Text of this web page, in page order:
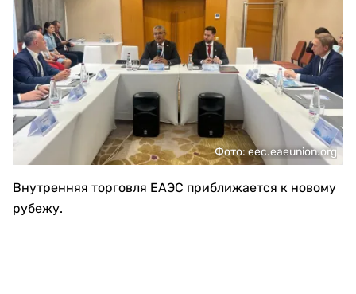
Фото: eec.eaeunion.org
Внутренняя торговля ЕАЭС приближается к новому
рубежу.